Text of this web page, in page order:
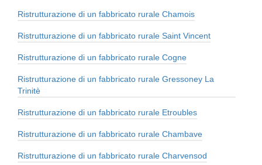
Ristrutturazione di un fabbricato rurale Chamois
Ristrutturazione di un fabbricato rurale Saint Vincent
Ristrutturazione di un fabbricato rurale Cogne
Ristrutturazione di un fabbricato rurale Gressoney La
Trinitè
Ristrutturazione di un fabbricato rurale Etroubles
Ristrutturazione di un fabbricato rurale Chambave
Ristrutturazione di un fabbricato rurale Charvensod